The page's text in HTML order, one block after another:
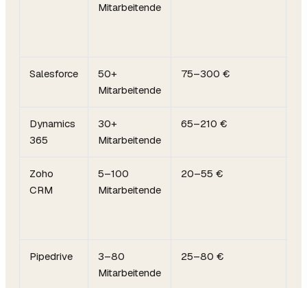
Mitarbeitende
Salesforce
50+
Mitarbeitende
75–300 €
Dynamics
365
30+
Mitarbeitende
65–210 €
Zoho
CRM
5–100
Mitarbeitende
20–55 €
Pipedrive
3–80
Mitarbeitende
25–80 €